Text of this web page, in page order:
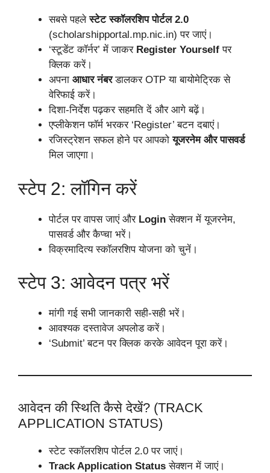
सबसे पहलेस्टेट स्कॉलरशिप पोर्टल 2.0
(scholarshipportal.mp.nic.in) पर जाएं।
‘स्टूडेंट कॉर्नर’ में जाकर Register Yourself पर
क्लिक करें।
अपना आधार नंबरडालकर OTP या बायोमेट्रिक से
वेरिफाई करें।
दिशा-निर्देश पढ़कर सहमति दें और आगे बढ़ें।
एप्लीकेशन फॉर्म भरकर ‘Register’ बटन दबाएं।
रजिस्ट्रेशन सफल होने पर आपकोयूजरनेम और पासवर्ड
मिल जाएगा।
स्टेप 2: लॉगिन करें
पोर्टल पर वापस जाएं और Login सेक्शन में यूजरनेम,
पासवर्ड और कैप्चा भरें।
विक्रमादित्य स्कॉलरशिप योजना को चुनें।
स्टेप 3: आवेदन पत्र भरें
मांगी गई सभी जानकारी सही-सही भरें।
आवश्यक दस्तावेज अपलोड करें।
‘Submit’ बटन पर क्लिक करके आवेदन पूरा करें।
आवेदन की स्थिति कैसे देखें? (TRACK
APPLICATION STATUS)
स्टेट स्कॉलरशिप पोर्टल 2.0 पर जाएं।
Track Application Status सेक्शन में जाएं।